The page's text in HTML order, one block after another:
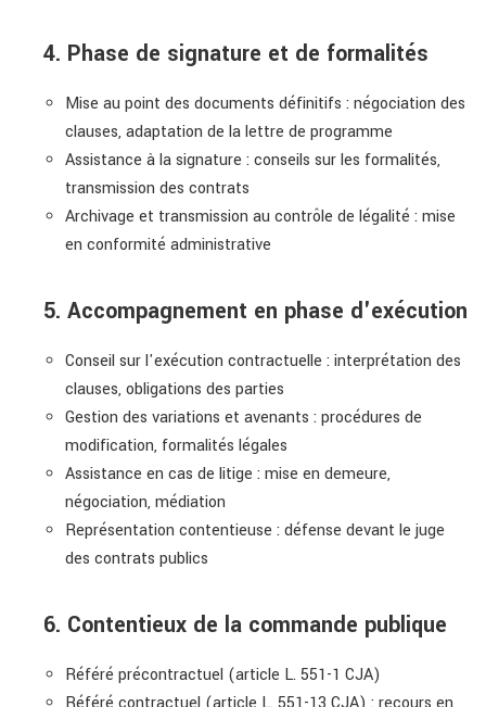
4. Phase de signature et de formalités
Mise au point des documents définitifs : négociation des
clauses, adaptation de la lettre de programme
Assistance à la signature : conseils sur les formalités,
transmission des contrats
Archivage et transmission au contrôle de légalité : mise
en conformité administrative
5. Accompagnement en phase d'exécution
Conseil sur l'exécution contractuelle : interprétation des
clauses, obligations des parties
Gestion des variations et avenants : procédures de
modification, formalités légales
Assistance en cas de litige : mise en demeure,
négociation, médiation
Représentation contentieuse : défense devant le juge
des contrats publics
6. Contentieux de la commande publique
Référé précontractuel (article L. 551-1 CJA)